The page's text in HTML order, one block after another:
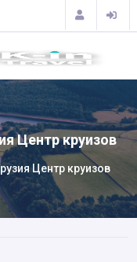
Центр круизов
Центр круизов